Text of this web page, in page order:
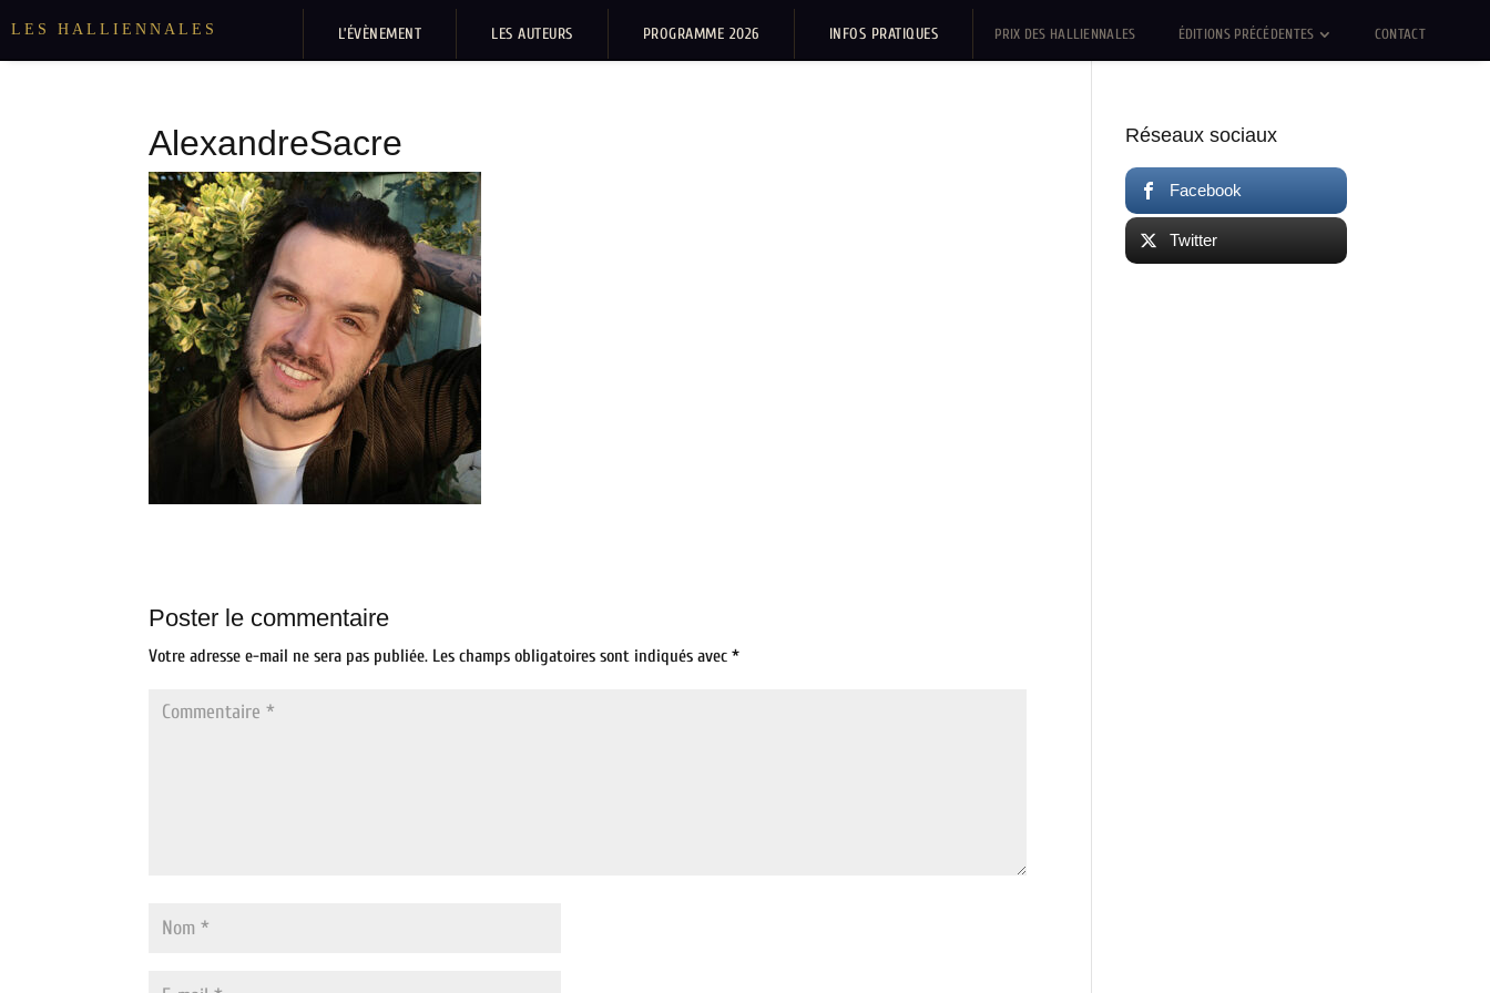
LES HALLIENNALES L’ÉVÈNEMENT LES AUTEURS PROGRAMME 2026 INFOS PRATIQUES PRIX DES HALLIENNALES ÉDITIONS PRÉCÉDENTES CONTACT
AlexandreSacre
Poster le commentaire
Votre adresse e-mail ne sera pas publiée. Les champs obligatoires sont indiqués avec*
Réseaux sociaux
Facebook
Twitter